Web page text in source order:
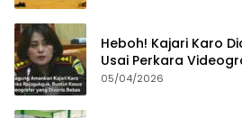
Heboh! Kajari Karo
Usai Perkara
05/04/2026